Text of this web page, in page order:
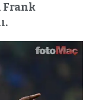
Frank